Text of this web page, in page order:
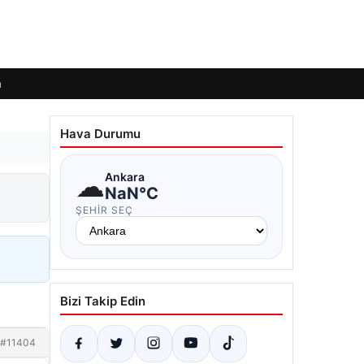
#11404
Hava Durumu
☁Ankara
NaN°C
ŞEHIR SEÇ
Bizi Takip Edin